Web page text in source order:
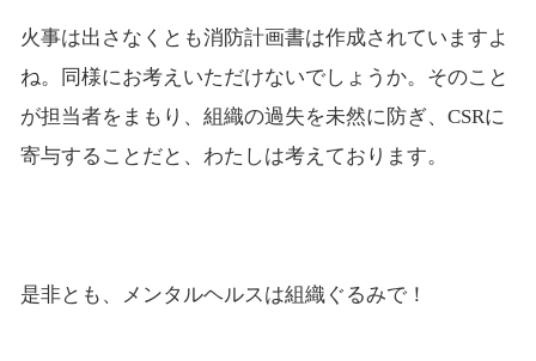
火事は出さなくとも消防計画書は作成されていますよ
ね。同様にお考えいただけないでしょうか。そのこと
が担当者をまもり、組織の過失を未然に防ぎ、CSRに
寄与することだと、わたしは考えております。
是非とも、メンタルヘルスは組織ぐるみで！